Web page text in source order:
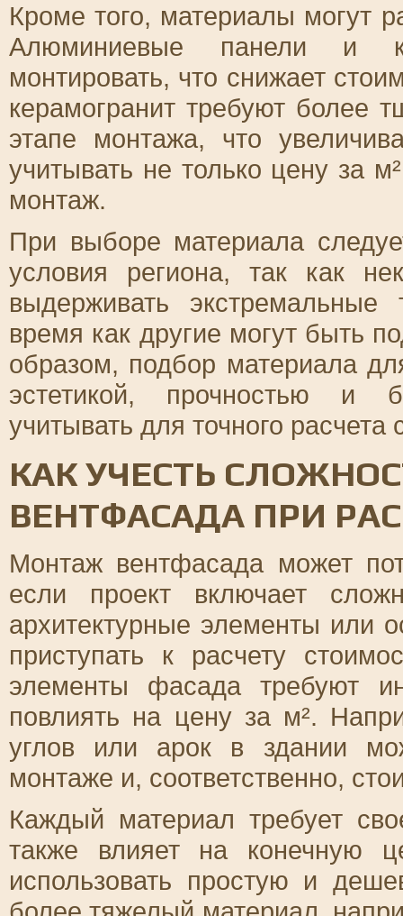
Кроме того, материалы могут
Алюминиевые панели и
монтировать, что снижает
керамогранит требуют более
этапе монтажа, что
учитывать не только цену за
монтаж.
При выборе материала
условия региона, так как
выдерживать
время как другие могут быть
образом, подбор материала
эстетикой, прочностью и
учитывать для точного расчета
КАК УЧЕСТЬ
ВЕНТФАСАДА ПРИ
Монтаж вентфасада может
если проект включает
архитектурные элементы или
приступать к расчету
элементы фасада требуют
повлиять на цену за м².
углов или арок в здании
монтаже и, соответственно,
Каждый материал требует
также влияет на конечную
использовать простую и